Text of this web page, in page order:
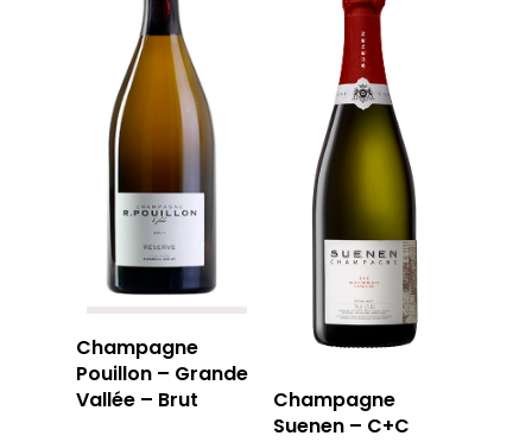
Champagne
Pouillon – Grande
Vallée – Brut
Champagne
Suenen – C+C